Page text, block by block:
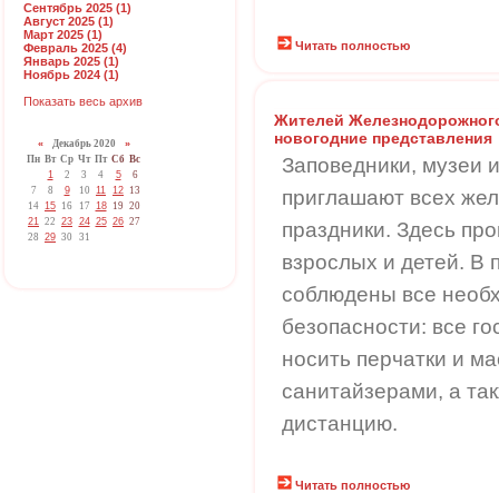
Сентябрь 2025 (1)
Август 2025 (1)
Март 2025 (1)
Февраль 2025 (4)
Январь 2025 (1)
Ноябрь 2024 (1)
Показать весь архив
«Декабрь 2020 »
Пн Вт Ср Чт Пт Сб Вс
1
2 3 4 5
6
7
8 9 10 11 12 13
14 15 16 17 18 19 20
21 22 23 24 25 26 27
28 29 30 31
Читать полностью
Жителей
новогодние представления
Заповедники, музеи
приглашают всех
праздники. Здесь
взрослых и детей. В
соблюдены все
безопасности: все
носить перчатки и
санитайзерами, а
дистанцию.
Читать полностью